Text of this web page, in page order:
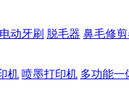
电动牙刷 脱毛器 鼻毛修剪
机 喷墨打印机 多功能一